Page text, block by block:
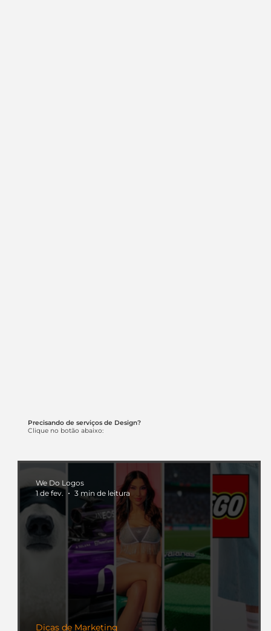
Precisando de serviços de Design?
Clique no botão abaixo:
Dicas de Marketing
We Do Logos
1 de fev.
3 min de leitura